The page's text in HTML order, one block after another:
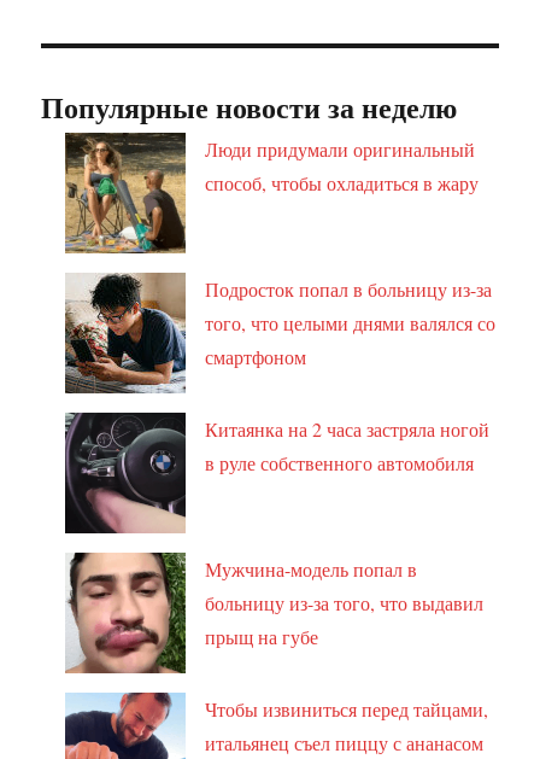
Популярные новости за неделю
Люди придумали оригинальный
способ, чтобы охладиться в жару
Подросток попал в больницу из-за
того, что целыми днями валялся со
смартфоном
Китаянка на 2 часа застряла ногой
в руле собственного автомобиля
Мужчина-модель попал в
больницу из-за того, что выдавил
прыщ на губе
Чтобы извиниться перед тайцами,
итальянец съел пиццу с ананасом